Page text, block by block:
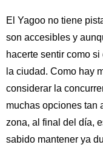
El Yagoo no tiene
son accesibles y
hacerte sentir como
la ciudad. Como hay
considerar la
muchas opciones tan
zona, al final del día,
sabido mantener ya